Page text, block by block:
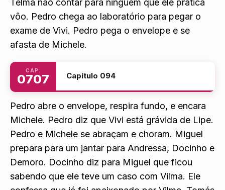
Raíssa vai até a casa de Vivi. Junior diz para
Telma não contar para ninguém que ele pratica
vôo. Pedro chega ao laboratório para pegar o
exame de Vivi. Pedro pega o envelope e se
afasta de Michele.
0707
Pedro abre o envelope, respira fundo, e encara
Michele. Pedro diz que Vivi está grávida de Lipe.
Pedro e Michele se abraçam e choram. Miguel
prepara para um jantar para Andressa, Docinho e
Demoro. Docinho diz para Miguel que ficou